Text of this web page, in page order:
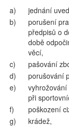
a)
jednání
b)
porušení
předpisů o
době
věcí,
c)
pašování
d)
porušování
e)
při
f)
poškození
g)
krádež,